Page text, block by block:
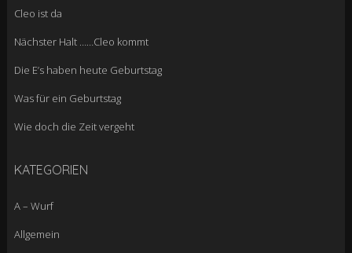
Cleo ist da
Nächster Halt ……Cleo kommt
Die E’s haben heute Geburtstag
Was für ein Geburtstag
Wie doch die Zeit vergeht
KATEGORIEN
A – Wurf
Allgemein